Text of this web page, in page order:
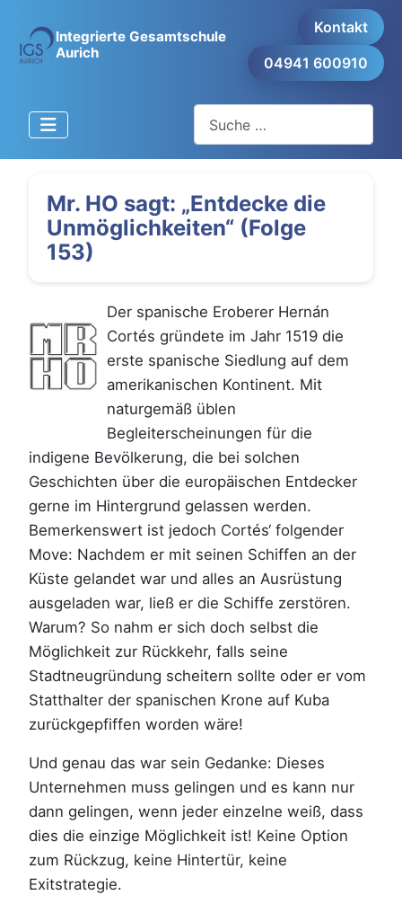
Integrierte Gesamtschule
Aurich
Kontakt
04941 600910
Mr. HO sagt: „Entdecke die
Unmöglichkeiten“ (Folge
153)
Der spanische Eroberer Hernán
Cortés gründete im Jahr 1519 die
erste spanische Siedlung auf dem
amerikanischen Kontinent. Mit
naturgemäß üblen
Begleiterscheinungen für die
indigene Bevölkerung, die bei solchen
Geschichten über die europäischen Entdecker
gerne im Hintergrund gelassen werden.
Bemerkenswert ist jedoch Cortés‘ folgender
Move: Nachdem er mit seinen Schiffen an der
Küste gelandet war und alles an Ausrüstung
ausgeladen war, ließ er die Schiffe zerstören.
Warum? So nahm er sich doch selbst die
Möglichkeit zur Rückkehr, falls seine
Stadtneugründung scheitern sollte oder er vom
Statthalter der spanischen Krone auf Kuba
zurückgepfiffen worden wäre!
Und genau das war sein Gedanke: Dieses
Unternehmen muss gelingen und es kann nur
dann gelingen, wenn jeder einzelne weiß, dass
dies die einzige Möglichkeit ist! Keine Option
zum Rückzug, keine Hintertür, keine
Exitstrategie.